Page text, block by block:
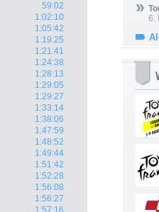
59:02
1:02:10
1:05:42
1:19:25
1:21:41
1:24:38
1:28:13
1:29:05
1:29:27
1:33:14
1:38:06
1:47:59
1:48:52
1:49:44
1:51:42
1:52:28
1:56:08
1:56:27
1:57:16
6.